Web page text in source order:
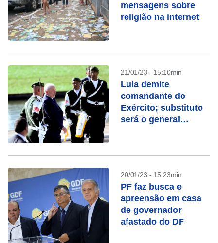
mensagens sobre
religião na internet
21/01/23 - 15:10min
Lula demite
comandante do
Exército; substituto
será o general
20/01/23 - 15:23min
PF faz busca e
apreensão em casa
de governador
afastado do DF